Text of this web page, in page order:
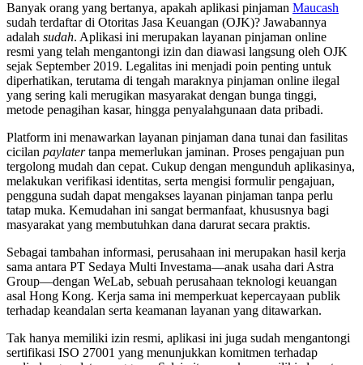
Banyak orang yang bertanya, apakah aplikasi pinjaman Maucash
sudah terdaftar di Otoritas Jasa Keuangan (OJK)? Jawabannya
adalah sudah. Aplikasi ini merupakan layanan pinjaman online
resmi yang telah mengantongi izin dan diawasi langsung oleh OJK
sejak September 2019. Legalitas ini menjadi poin penting untuk
diperhatikan, terutama di tengah maraknya pinjaman online ilegal
yang sering kali merugikan masyarakat dengan bunga tinggi,
metode penagihan kasar, hingga penyalahgunaan data pribadi.
Platform ini menawarkan layanan pinjaman dana tunai dan fasilitas
cicilan paylatertanpa memerlukan jaminan. Proses pengajuan pun
tergolong mudah dan cepat. Cukup dengan mengunduh aplikasinya,
melakukan verifikasi identitas, serta mengisi formulir pengajuan,
pengguna sudah dapat mengakses layanan pinjaman tanpa perlu
tatap muka. Kemudahan ini sangat bermanfaat, khususnya bagi
masyarakat yang membutuhkan dana darurat secara praktis.
Sebagai tambahan informasi, perusahaan ini merupakan hasil kerja
sama antara PT Sedaya Multi Investama—anak usaha dari Astra
Group—dengan WeLab, sebuah perusahaan teknologi keuangan
asal Hong Kong. Kerja sama ini memperkuat kepercayaan publik
terhadap keandalan serta keamanan layanan yang ditawarkan.
Tak hanya memiliki izin resmi, aplikasi ini juga sudah mengantongi
sertifikasi ISO 27001 yang menunjukkan komitmen terhadap